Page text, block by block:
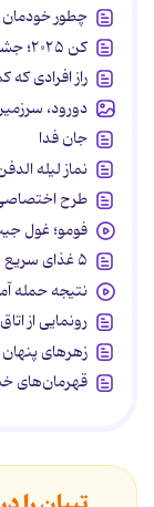
چطور خودمان را از نظر
کن ۲۰۲۵؛ جشنواره‌ای علیه خانواده
راز افرادی
دورود،
جان فدا
نماز لیله
طرح
فومو؛ غول
۵ غذای سریع و سالم برای طبیعت‌گردی
نتیجه حمله
رونمایی از
زهرهای
قهرمان‌های